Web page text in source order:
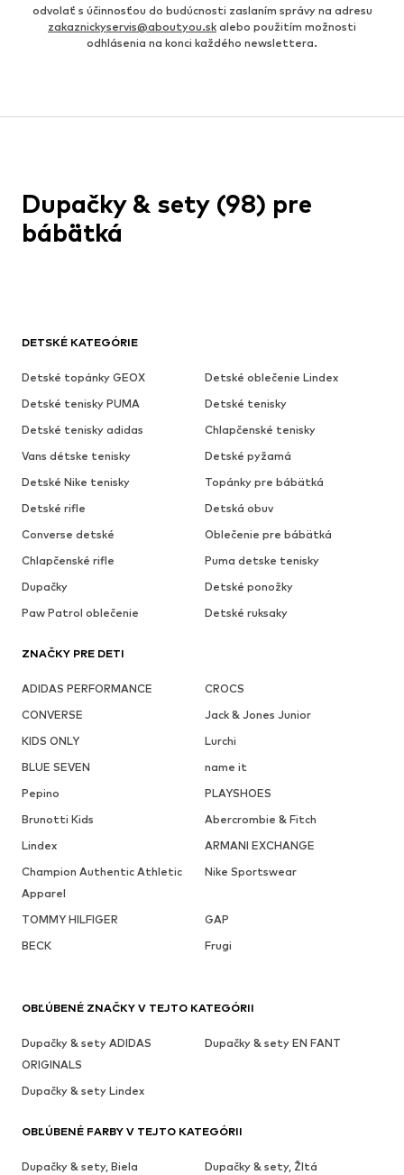
odvolať s účinnosťou do budúcnosti zaslaním správy na adresu
zakaznickyservis@aboutyou.sk alebo použitím možnosti
odhlásenia na konci každého newslettera.
DETSKÉ KATEGÓRIE
Detské topánky GEOX
Detské oblečenie Lindex
Detské tenisky PUMA
Detské tenisky
Detské tenisky adidas
Chlapčenské tenisky
Vans détske tenisky
Detské pyžamá
Detské Nike tenisky
Topánky pre bábätká
Detské rifle
Detská obuv
Converse detské
Oblečenie pre bábätká
Chlapčenské rifle
Puma detske tenisky
Dupačky
Detské ponožky
Paw Patrol oblečenie
Detské ruksaky
ZNAČKY PRE DETI
ADIDAS PERFORMANCE
CROCS
CONVERSE
Jack & Jones Junior
KIDS ONLY
Lurchi
BLUE SEVEN
name it
Pepino
PLAYSHOES
Brunotti Kids
Abercrombie & Fitch
Lindex
ARMANI EXCHANGE
Champion Authentic Athletic
Apparel
Nike Sportswear
TOMMY HILFIGER
GAP
BECK
Frugi
Dupačky & sety (98) pre
bábätká
OBĽÚBENÉ ZNAČKY V TEJTO KATEGÓRII
Dupačky & sety ADIDAS
ORIGINALS
Dupačky & sety EN FANT
Dupačky & sety Lindex
OBĽÚBENÉ FARBY V TEJTO KATEGÓRII
Dupačky & sety, Biela Dupačky & sety, Žltá